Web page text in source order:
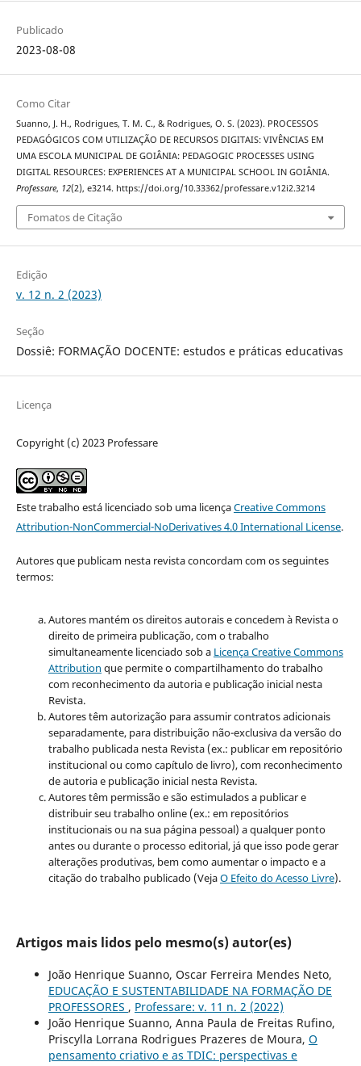
Publicado
2023-08-08
Como Citar
Suanno, J. H., Rodrigues, T. M. C., & Rodrigues, O. S. (2023). PROCESSOS
PEDAGÓGICOS COM UTILIZAÇÃO DE RECURSOS DIGITAIS: VIVÊNCIAS EM
UMA ESCOLA MUNICIPAL DE GOIÂNIA: PEDAGOGIC PROCESSES USING
DIGITAL RESOURCES: EXPERIENCES AT A MUNICIPAL SCHOOL IN GOIÂNIA.
Professare, 12(2), e3214. https://doi.org/10.33362/professare.v12i2.3214
Fomatos de Citação
Edição
v. 12 n. 2 (2023)
Seção
Dossiê: FORMAÇÃO DOCENTE: estudos e práticas educativas
Licença
Copyright (c) 2023 Professare
Este trabalho está licenciado sob uma licençaCreative Commons
Attribution-NonCommercial-NoDerivatives 4.0 International License.
Autores que publicam nesta revista concordam com os seguintes
termos:
Autores mantém os direitos autorais e concedem à Revista o
direito de primeira publicação, com o trabalho
simultaneamente licenciado sob a Licença Creative Commons
Attribution que permite o compartilhamento do trabalho
com reconhecimento da autoria e publicação inicial nesta
Revista.
Autores têm autorização para assumir contratos adicionais
separadamente, para distribuição não-exclusiva da versão do
trabalho publicada nesta Revista (ex.: publicar em repositório
institucional ou como capítulo de livro), com reconhecimento
de autoria e publicação inicial nesta Revista.
Autores têm permissão e são estimulados a publicar e
distribuir seu trabalho online (ex.: em repositórios
institucionais ou na sua página pessoal) a qualquer ponto
antes ou durante o processo editorial, já que isso pode gerar
alterações produtivas, bem como aumentar o impacto e a
citação do trabalho publicado (VejaO Efeito do Acesso Livre).
Artigos mais lidos pelo mesmo(s) autor(es)
João Henrique Suanno, Oscar Ferreira Mendes Neto,
EDUCAÇÃO E SUSTENTABILIDADE NA FORMAÇÃO DE
PROFESSORES , Professare: v. 11 n. 2 (2022)
João Henrique Suanno, Anna Paula de Freitas Rufino,
Priscylla Lorrana Rodrigues Prazeres de Moura, O
pensamento criativo e as TDIC: perspectivas e